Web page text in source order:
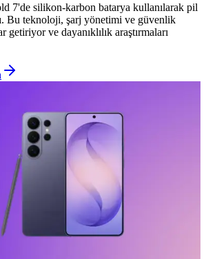
7'de silikon-karbon batarya kullanılarak pil
Bu teknoloji, şarj yönetimi ve güvenlik
getiriyor ve dayanıklılık araştırmaları